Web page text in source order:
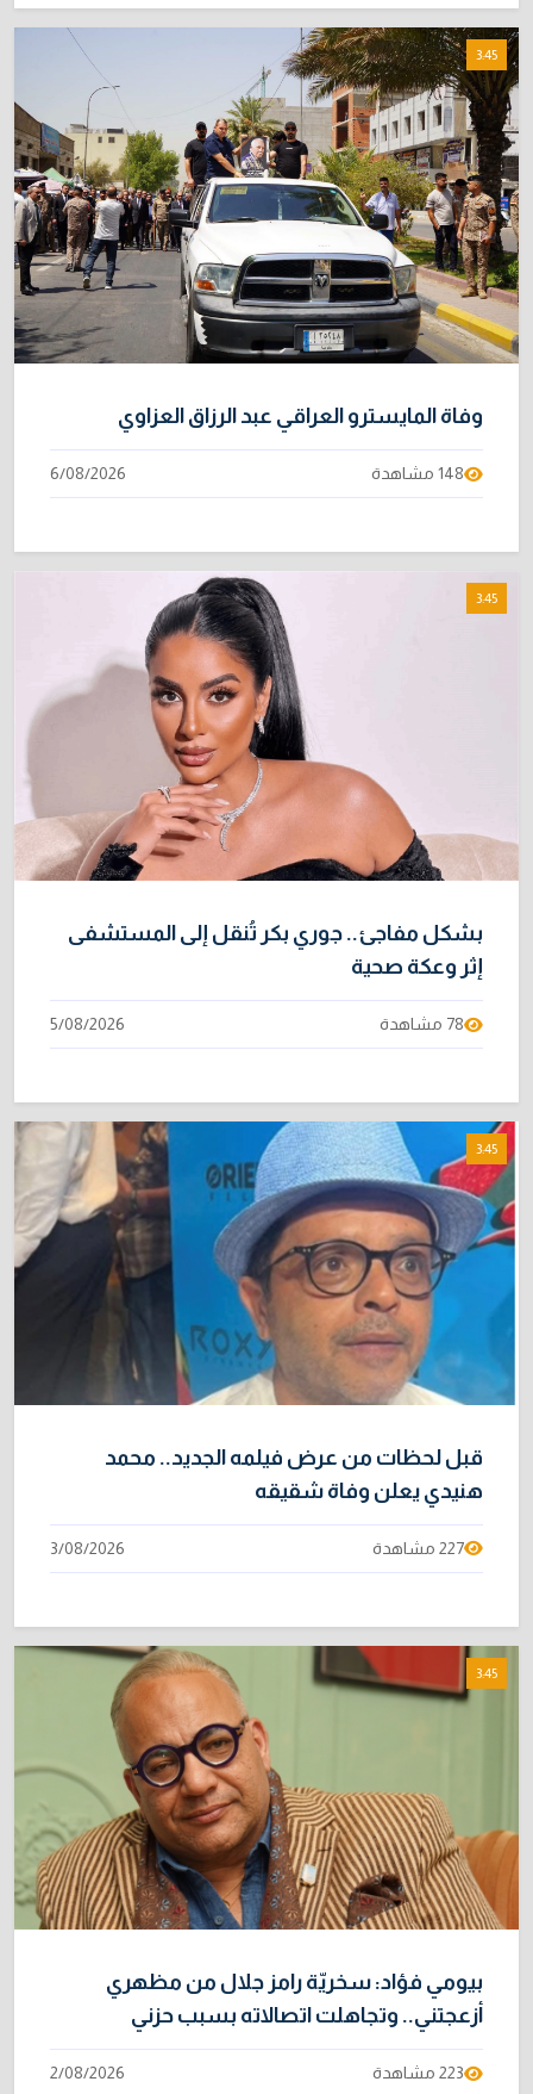
3:45
وفاة المايسترو العراقي عبد الرزاق العزاوي
148 مشاهدة 6/08/2026
3:45
بشكل مفاجئ.. جوري بكر تُنقل إلى المستشفى
إثر وعكة صحية
78 مشاهدة 5/08/2026
3:45
قبل لحظات من عرض فيلمه الجديد.. محمد
هنيدي يعلن وفاة شقيقه
227 مشاهدة 3/08/2026
3:45
بيومي فؤاد: سخريّة رامز جلال من مظهري
أزعجتني.. وتجاهلت اتصالاته بسبب حزني
223 مشاهدة 2/08/2026